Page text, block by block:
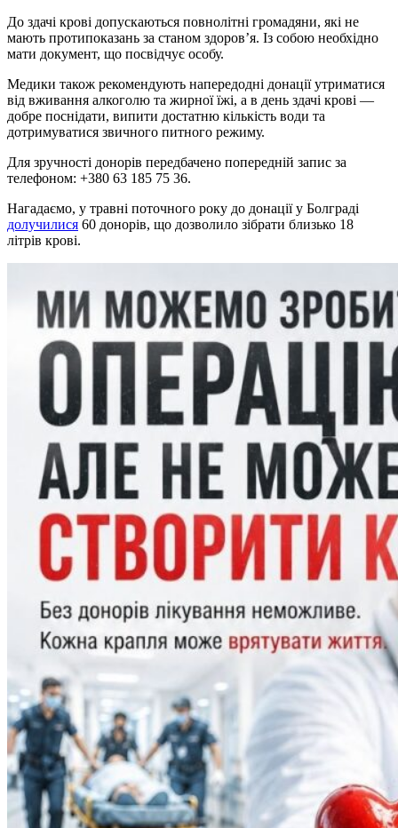
До здачі крові допускаються повнолітні громадяни, які не
мають протипоказань за станом здоров’я. Із собою необхідно
мати документ, що посвідчує особу.
Медики також рекомендують напередодні донації утриматися
від вживання алкоголю та жирної їжі, а в день здачі крові —
добре поснідати, випити достатню кількість води та
дотримуватися звичного питного режиму.
Для зручності донорів передбачено попередній запис за
телефоном: +380 63 185 75 36.
Нагадаємо, у травні поточного року до донації у Болграді
долучилися 60 донорів, що дозволило зібрати близько 18
літрів крові.